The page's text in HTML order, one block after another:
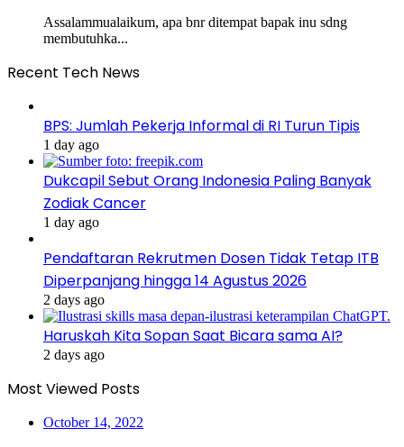
Assalammualaikum, apa bnr ditempat bapak inu sdng
membutuhka...
Recent Tech News
BPS: Jumlah Pekerja Informal di RI Turun Tipis
1 day ago
Dukcapil Sebut Orang Indonesia Paling Banyak
Zodiak Cancer
1 day ago
Pendaftaran Rekrutmen Dosen Tidak Tetap ITB
Diperpanjang hingga 14 Agustus 2026
2 days ago
Haruskah Kita Sopan Saat Bicara sama AI?
2 days ago
Most Viewed Posts
October 14, 2022